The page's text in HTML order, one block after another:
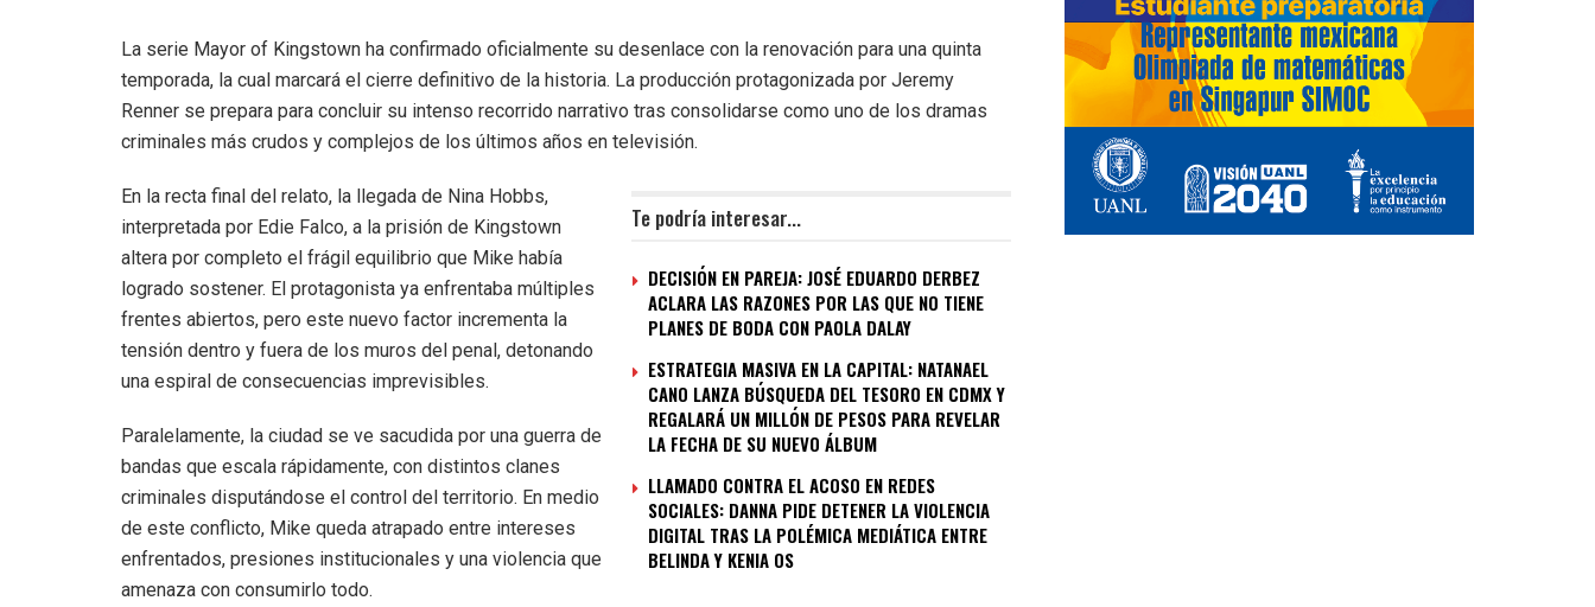
La serie Mayor of Kingstown ha confirmado oficialmente su desenlace con la renovación para una quinta
temporada, la cual marcará el cierre definitivo de la historia. La producción protagonizada por Jeremy
Renner se prepara para concluir su intenso recorrido narrativo tras consolidarse como uno de los dramas
criminales más crudos y complejos de los últimos años en televisión.
Te podría interesar...
DECISIÓN EN PAREJA: JOSÉ EDUARDO DERBEZ
ACLARA LAS RAZONES POR LAS QUE NO TIENE
PLANES DE BODA CON PAOLA DALAY
ESTRATEGIA MASIVA EN LA CAPITAL: NATANAEL
CANO LANZA BÚSQUEDA DEL TESORO EN CDMX Y
REGALARÁ UN MILLÓN DE PESOS PARA REVELAR
LA FECHA DE SU NUEVO ÁLBUM
LLAMADO CONTRA EL ACOSO EN REDES
SOCIALES: DANNA PIDE DETENER LA VIOLENCIA
DIGITAL TRAS LA POLÉMICA MEDIÁTICA ENTRE
BELINDA Y KENIA OS
En la recta final del relato, la llegada de Nina Hobbs,
interpretada por Edie Falco, a la prisión de Kingstown
altera por completo el frágil equilibrio que Mike había
logrado sostener. El protagonista ya enfrentaba múltiples
frentes abiertos, pero este nuevo factor incrementa la
tensión dentro y fuera de los muros del penal, detonando
una espiral de consecuencias imprevisibles.
Paralelamente, la ciudad se ve sacudida por una guerra de
bandas que escala rápidamente, con distintos clanes
criminales disputándose el control del territorio. En medio
de este conflicto, Mike queda atrapado entre intereses
enfrentados, presiones institucionales y una violencia que
amenaza con consumirlo todo.